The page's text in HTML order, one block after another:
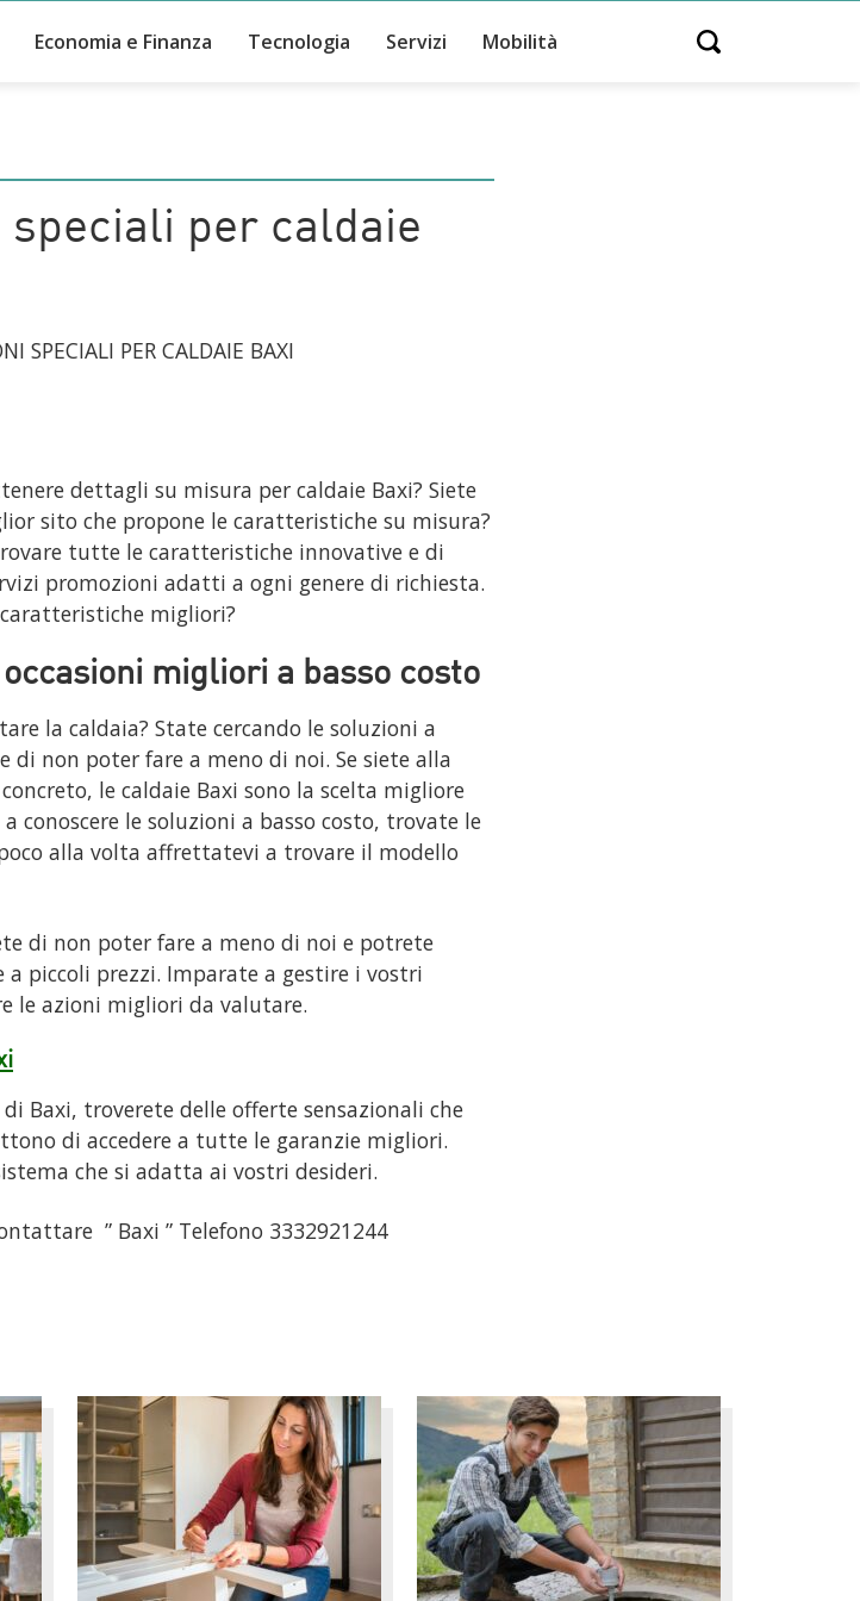
Economia e Finanza Tecnologia Servizi Mobilità Open search
speciali per caldaie
SPECIALI PER CALDAIE BAXI
dettagli su misura per caldaie Baxi? Siete
sito che propone le caratteristiche su misura?
tutte le caratteristiche innovative e di
promozioni adatti a ogni genere di richiesta.
migliori?
migliori a basso costo
la caldaia? State cercando le soluzioni a
di non poter fare a meno di noi. Se siete alla
le caldaie Baxi sono la scelta migliore
conoscere le soluzioni a basso costo, trovate le
alla volta affrettatevi a trovare il modello
di non poter fare a meno di noi e potrete
piccoli prezzi. Imparate a gestire i vostri
le azioni migliori da valutare.
Baxi, troverete delle offerte sensazionali che
di accedere a tutte le garanzie migliori.
che si adatta ai vostri desideri.
” Baxi ” Telefono 3332921244